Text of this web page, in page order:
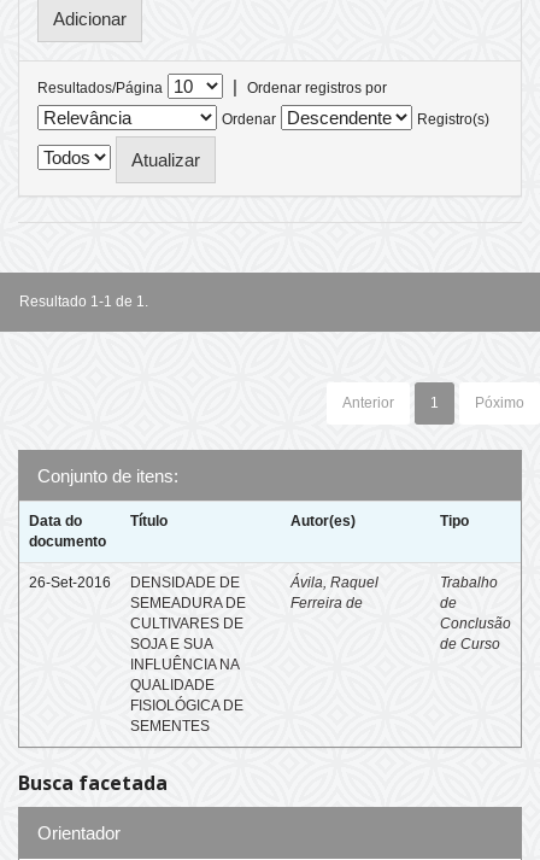
Resultados/Página |
Ordenar registros por
Ordenar
Registro(s)
Resultado 1-1 de 1.
Anterior 1 Póximo
Conjunto de itens:
Data do
documento
Título Autor(es) Tipo
26-Set-2016
DENSIDADE DE
SEMEADURA DE
CULTIVARES DE
SOJA E SUA
INFLUÊNCIA NA
QUALIDADE
FISIOLÓGICA DE
SEMENTES
Ávila, Raquel
Ferreira de
Trabalho
de
Conclusão
de Curso
Busca facetada
Orientador